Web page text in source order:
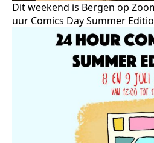
Dit weekend is Bergen op
uur Comics Day Summer